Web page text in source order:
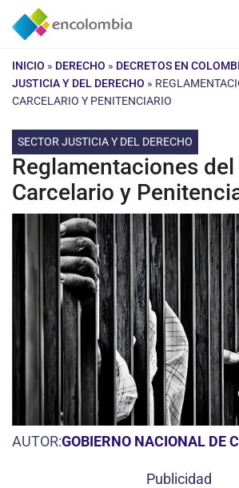
Saltar
INICIO » DERECHO » DECRETOS EN
JUSTICIA Y DEL DERECHO »
CARCELARIO Y PENITENCIARIO
SECTOR JUSTICIA Y DEL DERECHO
Reglamentaciones
Carcelario y
AUTOR:GOBIERNO NACIONAL DE
Publicidad